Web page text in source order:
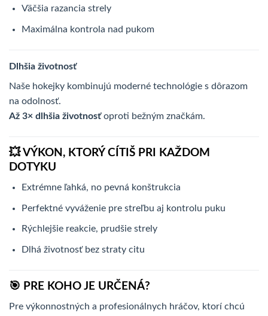
Väčšia razancia strely
Maximálna kontrola nad pukom
Dlhšia životnosť
Naše hokejky kombinujú moderné technológie s dôrazom
na odolnosť.
Až 3× dlhšia životnosťoproti bežným značkám.
💥 VÝKON, KTORÝ CÍTIŠ PRI KAŽDOM
DOTYKU
Extrémne ľahká, no pevná konštrukcia
Perfektné vyváženie pre streľbu aj kontrolu puku
Rýchlejšie reakcie, prudšie strely
Dlhá životnosť bez straty citu
🎯 PRE KOHO JE URČENÁ?
Pre výkonnostných a profesionálnych hráčov, ktorí chcú